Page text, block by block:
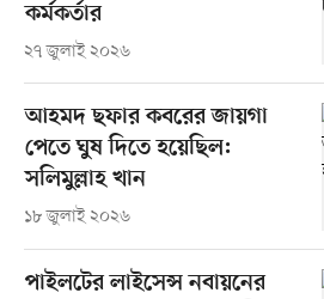
কর্মকর্তার
২৭ জুলাই ২০২৬
আহমদ ছফার কবরের জায়গা
পেতে ঘুষ দিতে হয়েছিল:
সলিমুল্লাহ খান
১৮ জুলাই ২০২৬
পাইলটের লাইসেন্স নবায়নের